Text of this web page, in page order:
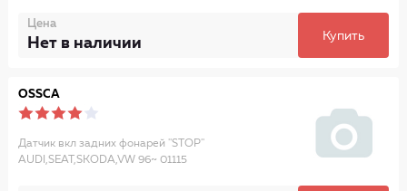
Цена
Нет в наличии Купить
OSSCA
Датчик вкл задних фонарей ''STOP''
AUDI,SEAT,SKODA,VW 96~ 01115